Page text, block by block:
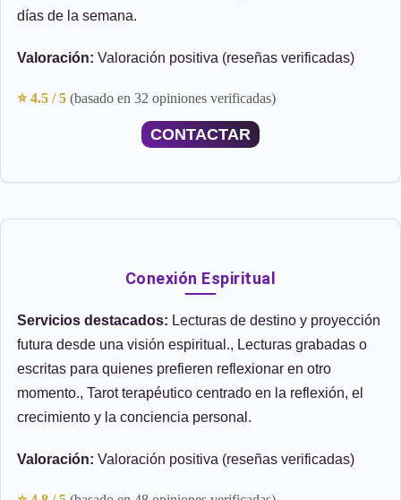
días de la semana.
Valoración: Valoración positiva (reseñas verificadas)
⭐ 4.5 / 5 (basado en 32 opiniones verificadas)
CONTACTAR
Conexión Espiritual
Servicios destacados: Lecturas de destino y proyección
futura desde una visión espiritual., Lecturas grabadas o
escritas para quienes prefieren reflexionar en otro
momento., Tarot terapéutico centrado en la reflexión, el
crecimiento y la conciencia personal.
Valoración: Valoración positiva (reseñas verificadas)